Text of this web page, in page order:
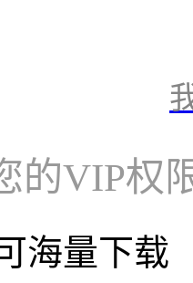
的VIP权
海量下载